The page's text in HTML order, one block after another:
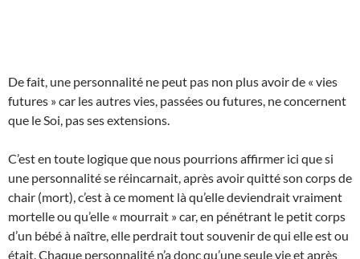
De fait, une personnalité ne peut pas non plus avoir de « vies
futures » car les autres vies, passées ou futures, ne concernent
que le Soi, pas ses extensions.
C’est en toute logique que nous pourrions affirmer ici que si
une personnalité se réincarnait, après avoir quitté son corps de
chair (mort), c’est à ce moment là qu’elle deviendrait vraiment
mortelle ou qu’elle « mourrait » car, en pénétrant le petit corps
d’un bébé à naître, elle perdrait tout souvenir de qui elle est ou
était. Chaque personnalité n’a donc qu’une seule vie et après